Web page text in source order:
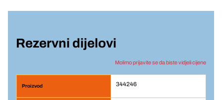
Rezervni dijelovi
Molimo prijavite se da biste vidjeli cijene
344246